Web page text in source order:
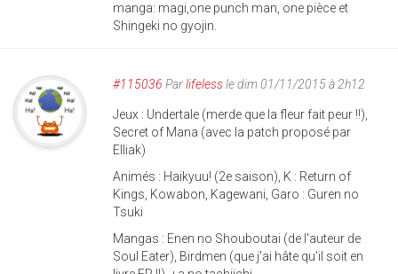
manga: magi,one punch man, one pièce et
Shingeki no gyojin.
#115036 Parlifelessle dim 01/11/2015 à 2h12
Jeux : Undertale (merde que la fleur fait peur !!),
Secret of Mana (avec la patch proposé par
Elliak)
Animés : Haikyuu! (2e saison), K : Return of
Kings, Kowabon, Kagewani, Garo : Guren no
Tsuki
Mangas : Enen no Shouboutai (de l'auteur de
Soul Eater), Birdmen (que j'ai hâte qu'il soit en